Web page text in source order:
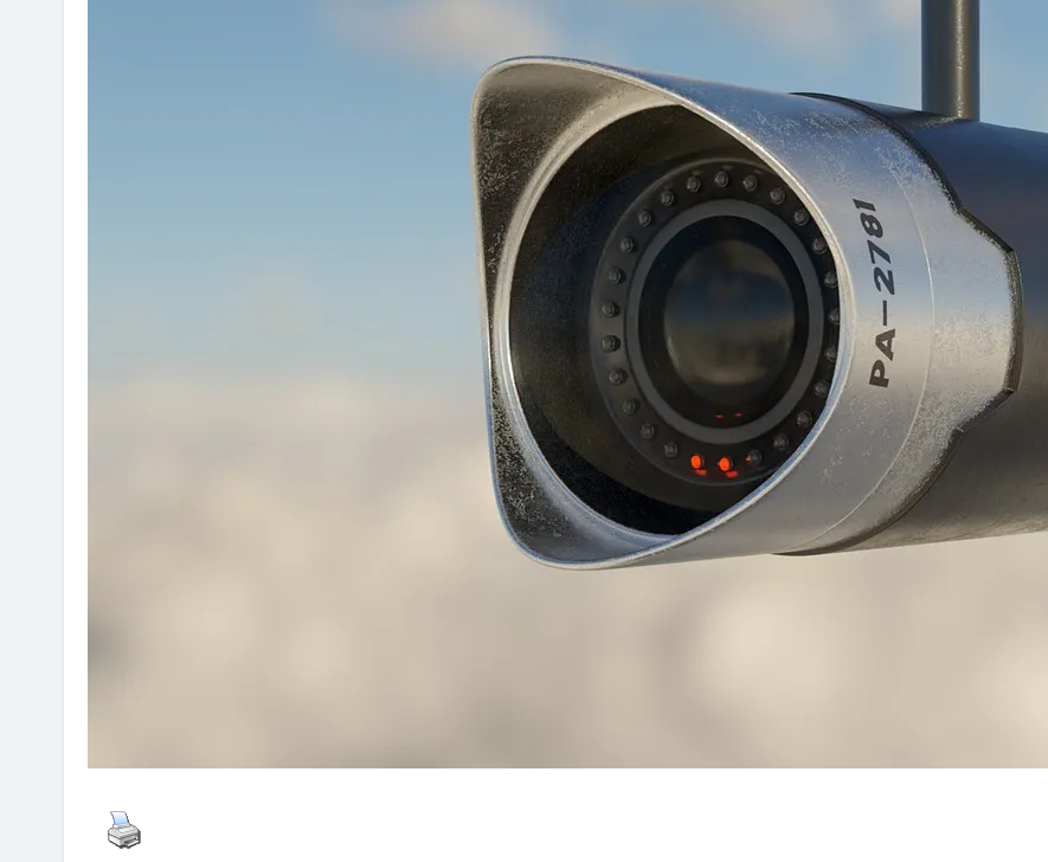
[공직선거] 팬클럽 홈페이지에 특정 정당과
정치인을 비난하는 내용의 글을 게시하거나
다른 홈페이지에 복사·게시한 사건
[Russia] 텔레그램 설립자 파벨 두로프 기소
2026년 07월 31일
POLICE INVESTIGATION ANNOUNCEMENT
AI POLICY CYBERCRIME